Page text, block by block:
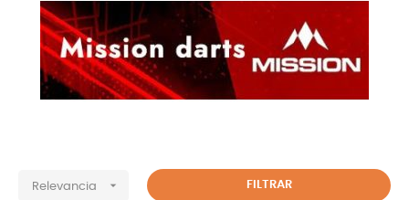
Relevancia  FILTRAR